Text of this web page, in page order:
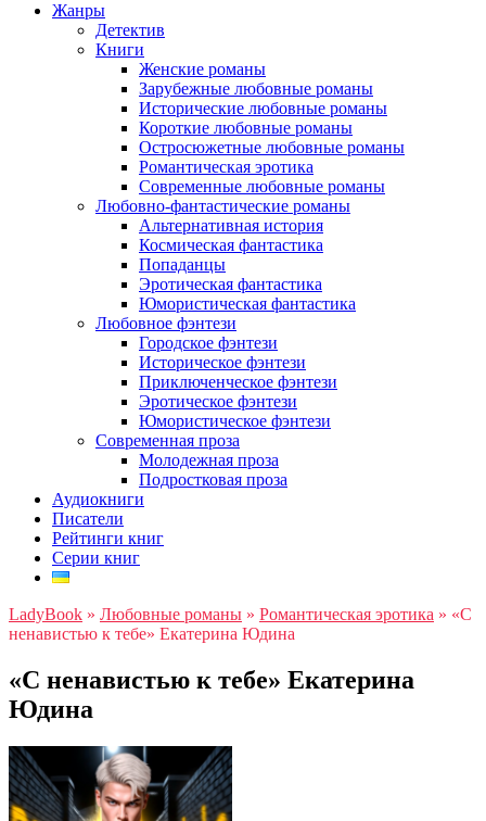
Жанры
Детектив
Книги
Женские романы
Зарубежные любовные романы
Исторические любовные романы
Короткие любовные романы
Остросюжетные любовные романы
Романтическая эротика
Современные любовные романы
Любовно-фантастические романы
Альтернативная история
Космическая фантастика
Попаданцы
Эротическая фантастика
Юмористическая фантастика
Любовное фэнтези
Городское фэнтези
Историческое фэнтези
Приключенческое фэнтези
Эротическое фэнтези
Юмористическое фэнтези
Современная проза
Молодежная проза
Подростковая проза
Аудиокниги
Писатели
Рейтинги книг
Серии книг
LadyBook » Любовные романы » Романтическая эротика » «С
ненавистью к тебе» Екатерина Юдина
«С ненавистью к тебе» Екатерина
Юдина